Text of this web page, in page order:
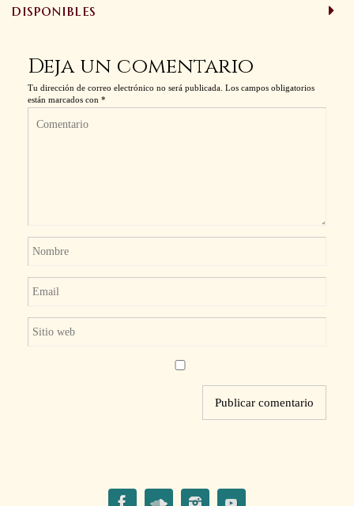
disponibles
Deja un comentario
Tu dirección de correo electrónico no será publicada. Los campos obligatorios
están marcados con *